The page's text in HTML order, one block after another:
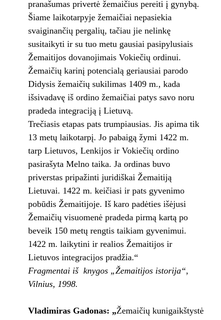
pranašumas privertė žemaičius pereiti į gynybą.
Šiame laikotarpyje žemaičiai nepasiekia
svaiginančių pergalių, tačiau jie nelinkę
susitaikyti ir su tuo metu gausiai pasipylusiais
Žemaitijos dovanojimais Vokiečių ordinui.
Žemaičių karinį potencialą geriausiai parodo
Didysis žemaičių sukilimas 1409 m., kada
išsivadavę iš ordino žemaičiai patys savo noru
pradeda integraciją į Lietuvą.
Trečiasis etapas pats trumpiausias. Jis apima tik
13 metų laikotarpį. Jo pabaigą žymi 1422 m.
tarp Lietuvos, Lenkijos ir Vokiečių ordino
pasirašyta Melno taika. Ja ordinas buvo
priverstas pripažinti juridiškai Žemaitiją
Lietuvai. 1422 m. keičiasi ir pats gyvenimo
pobūdis Žemaitijoje. Iš karo padėties išėjusi
Žemaičių visuomenė pradeda pirmą kartą po
beveik 150 metų rengtis taikiam gyvenimui.
1422 m. laikytini ir realios Žemaitijos ir
Lietuvos integracijos pradžia.“
Fragmentai iš knygos „Žemaitijos istorija“,
Vilnius, 1998.
VladimirasGadonas: „Žemaičių kunigaikštystė